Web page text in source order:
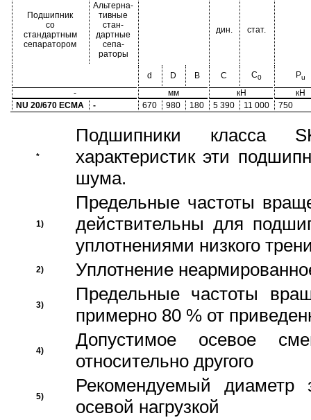
Подшипник
со
стандартным
сепаратором
Альтерна-
тивные
стан-
дартные
сепа-
раторы
дин. стат.
d D B C C0 Pu
- мм кН
кН
NU 20/670 ECMA
- 670 980 180 5 390 11 000 750
*
Подшипники класса
характеристик эти
шума.
1)
Предельные частоты
действительны для
уплотнениями низкого
2) Уплотнение
3)
Предельные частоты
примерно 80 % от
4)
Допустимое осевое
относительно другого
5)
Рекомендуемый диаметр
осевой нагрузкой